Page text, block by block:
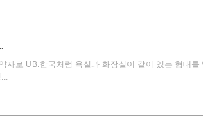
로 UB.한국처럼 욕실과 화장실이 같이 있는 형태